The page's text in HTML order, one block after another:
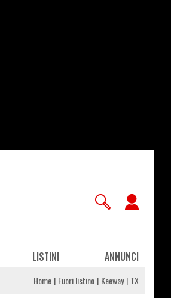
LISTINI ANNUNCI
Home Fuori listino Keeway TX